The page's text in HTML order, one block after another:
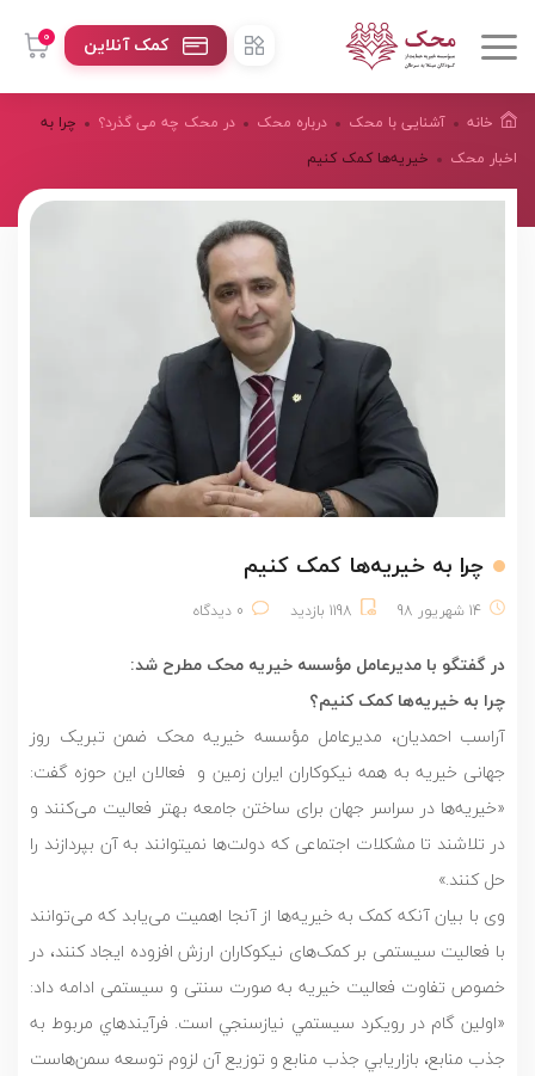
0 کمک آنلاین
خانه آشنایی با محک درباره محک
در محک چه می گذرد؟
اخبار محک
چرا به
خیریه‌ها کمک کنیم
چرا به خیریه‌ها کمک کنیم
14 شهریور 98 1198 بازدید 0 دیدگاه
در گفتگو با مدیرعامل مؤسسه خیریه محک مطرح شد:
چرا به خیریه‌ها کمک کنیم؟
آراسب احمدیان، مدیرعامل مؤسسه خیریه محک ضمن تبریک روز
جهانی خیریه به همه نیکوکاران ایران زمین و فعالان این حوزه گفت:
«خیریه‌ها در سراسر جهان برای ساختن جامعه بهتر فعالیت می‌کنند و
در تلاشند تا مشکلات اجتماعی که دولت‌ها نمی‎توانند به آن بپردازند را
حل کنند.»
وی با بیان آنکه کمک به خیریه‌ها از آنجا اهمیت می‌یابد که می‌توانند
با فعالیت سیستمی بر کمک‌های نیکوکاران ارزش افزوده ایجاد کنند، در
خصوص تفاوت فعالیت خیریه به صورت سنتی و سیستمی ادامه داد:
«اولين گام در رويكرد سيستمي نيازسنجي است. فرآيندهاي مربوط به
جذب منابع، بازاريابي جذب منابع و توزيع آن لزوم توسعه سمن‌هاست